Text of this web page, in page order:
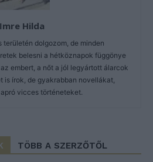
Imre Hilda
területén dolgozom, de minden
belesni a hétköznapok függönye
embert, a nőt a jól legyártott álarcok
is írok, de gyakrabban novellákat,
vicces történeteket.
TÖBB A SZERZŐTŐL